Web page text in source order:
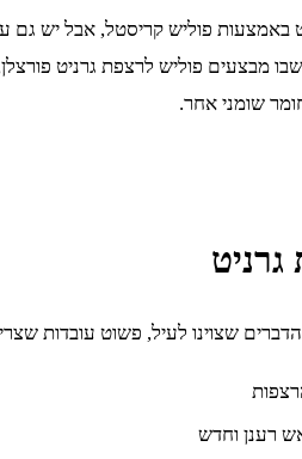
באמצעות פוליש קריסטל, אבל יש
מבצעים פוליש לרצפת גרניט
שומני אחר.
שצוינו לעיל, פשוט עובדות
רענן וחדש